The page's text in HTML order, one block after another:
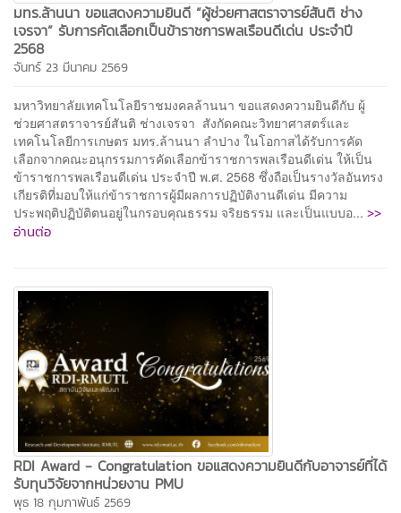
มทร.ล้านนา ขอแสดงความยินดี “ผู้ช่วยศาสตราจารย์สันติ ช่าง
เจรจา” รับการคัดเลือกเป็นข้าราชการพลเรือนดีเด่น ประจำปี
2568
จันทร์ 23 มีนาคม 2569
มหาวิทยาลัยเทคโนโลยีราชมงคลล้านนา ขอแสดงความยินดีกับ ผู้
ช่วยศาสตราจารย์สันติ ช่างเจรจา สังกัดคณะวิทยาศาสตร์และ
เทคโนโลยีการเกษตร มทร.ล้านนา ลำปาง ในโอกาสได้รับการคัด
เลือกจากคณะอนุกรรมการคัดเลือกข้าราชการพลเรือนดีเด่น ให้เป็น
ข้าราชการพลเรือนดีเด่น ประจำปี พ.ศ. 2568 ซึ่งถือเป็นรางวัลอันทรง
เกียรติที่มอบให้แก่ข้าราชการผู้มีผลการปฏิบัติงานดีเด่น มีความ
ประพฤติปฏิบัติตนอยู่ในกรอบคุณธรรม จริยธรรม และเป็นแบบอ... >>
อ่านต่อ
RDI Award - Congratulation ขอแสดงความยินดีกับอาจารย์ที่ได้
รับทุนวิจัยจากหน่วยงาน PMU
พุธ 18 กุมภาพันธ์ 2569